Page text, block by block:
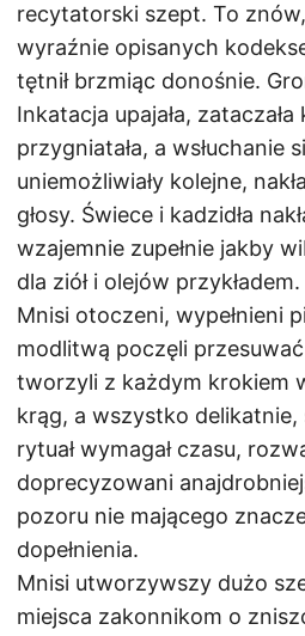
recytatorski szept. To
wyraźnie opisanych
tętnił brzmiąc donośnie.
Inkatacja upajała, zataczała
przygniatała, a wsłuchanie
uniemożliwiały kolejne,
głosy. Świece i kadzidła
wzajemnie zupełnie jakby
dla ziół i olejów przykładem.
Mnisi otoczeni, wypełnieni
modlitwą poczęli przesuwać
tworzyli z każdym krokiem
krąg, a wszystko
rytuał wymagał czasu,
doprecyzowani
pozoru nie mającego
dopełnienia.
Mnisi utworzywszy dużo
miejsca zakonnikom o